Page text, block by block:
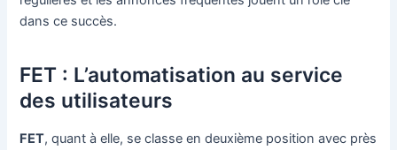
dans ce succès.
FET : L’automatisation au service
des utilisateurs
FET, quant à elle, se classe en deuxième position avec près